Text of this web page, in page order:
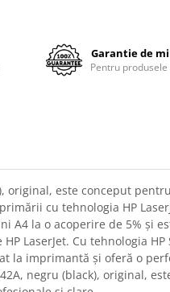
Facebook
Garantie de
Pentru
original, este conceput
cu tehnologia HP
A4 la o acoperire de 5% și
LaserJet. Cu tehnologia HP
la imprimantă și oferă o
negru (black), original,